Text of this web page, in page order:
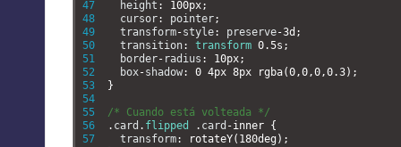
47
48
49
50
51
52
53
54
55
56
57
height : 100px;
cursor: pointer;
transform-style: preserve-3d ;
transition: transform 0.5s ;
border- radius : 10px;
box-shadow: 0 4px 8px rgba(0,0,0,0.3) ;
}
/* Cuando está volteada */
. card . flipped . card -inner {
transform: rotateY( 180deg ) ;